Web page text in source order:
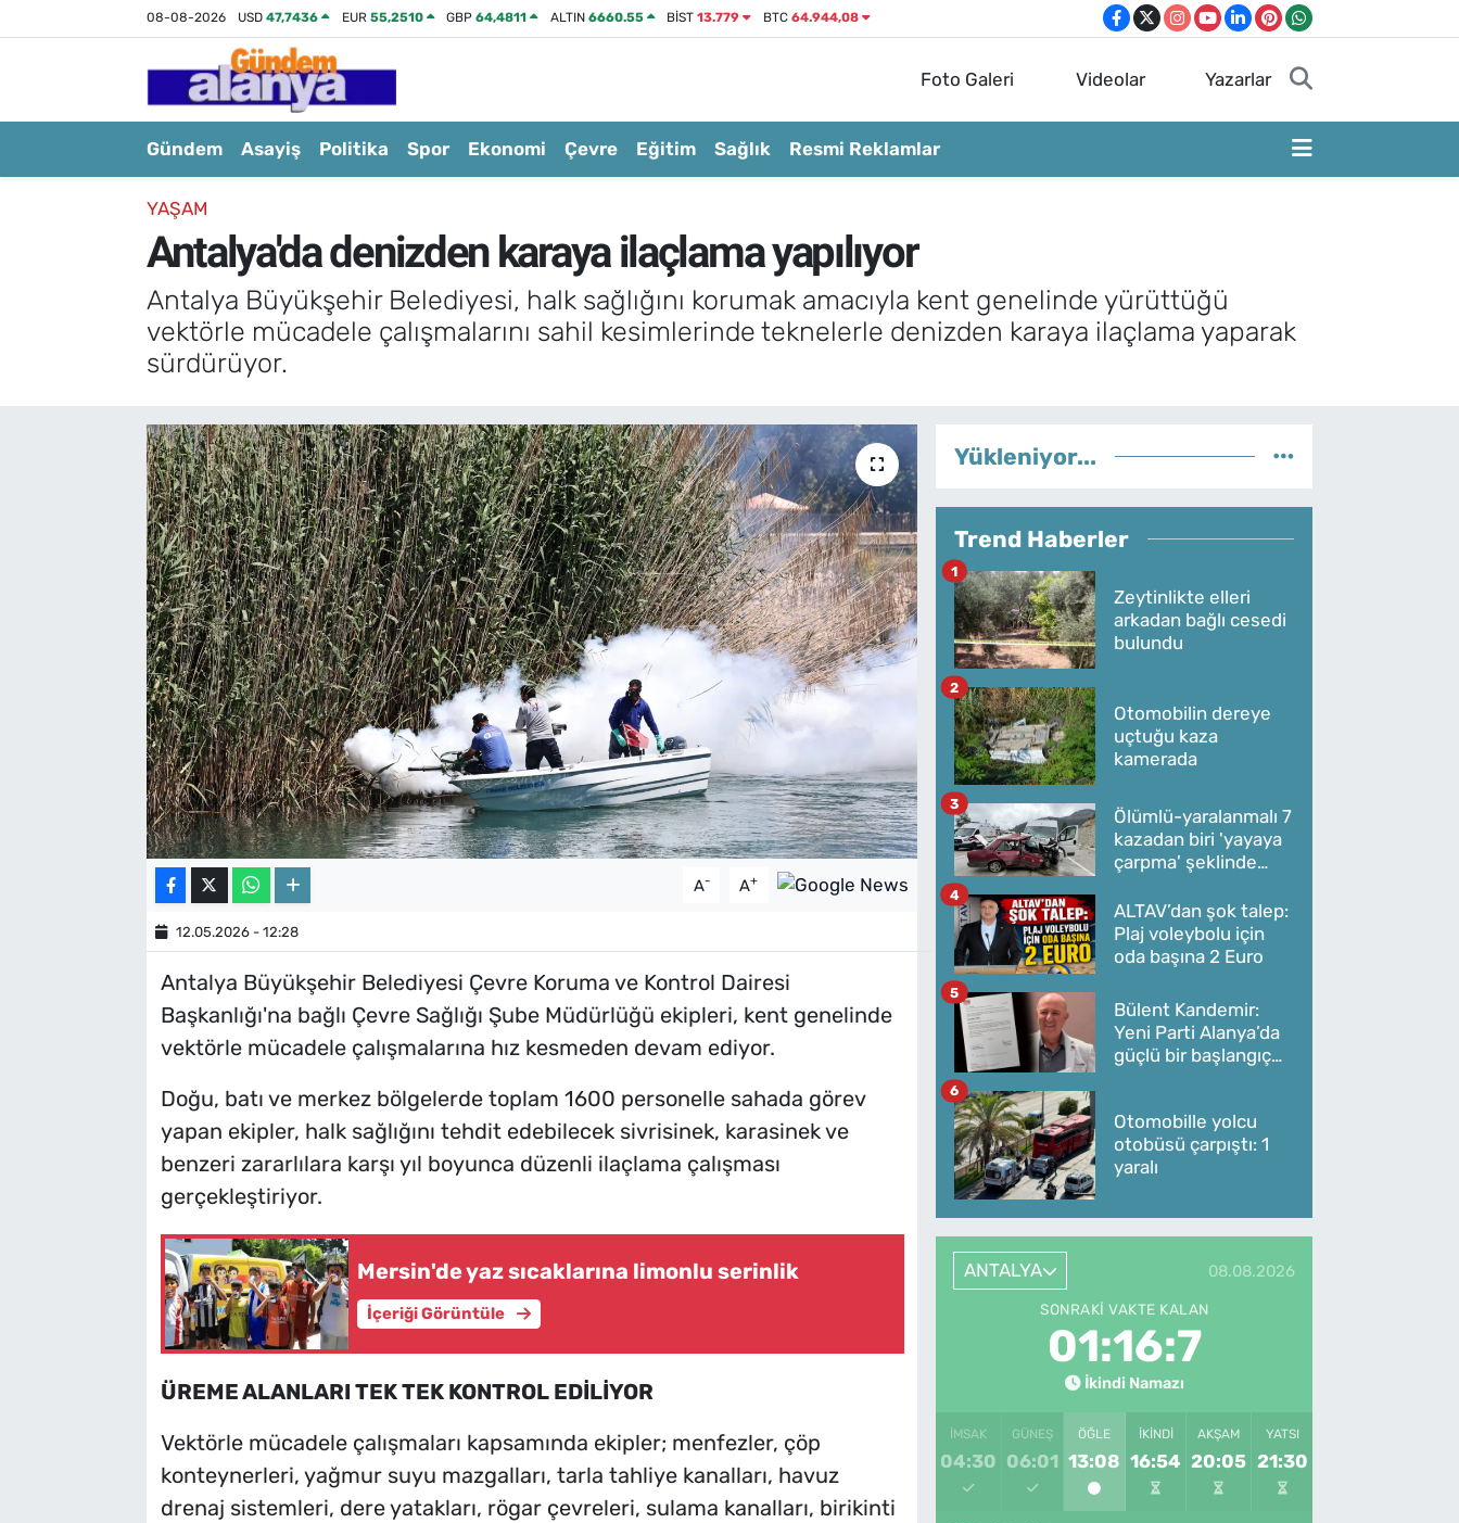
08-08-2026 USD47,7436 EUR 55,2510 GBP64,4811 ALTIN 6660.55 BİST13.779 BTC 64.944,08
Foto Galeri Videolar Yazarlar
Gündem Asayiş Politika Spor Ekonomi Çevre Eğitim Sağlık Resmi Reklamlar
YAŞAM
Antalya'da denizden karaya ilaçlama yapılıyor
Antalya Büyükşehir Belediyesi, halk sağlığını korumak amacıyla kent genelinde yürüttüğü
vektörle mücadele çalışmalarını sahil kesimlerinde teknelerle denizden karaya ilaçlama yaparak
sürdürüyor.
A- A+
12.05.2026 - 12:28
Antalya Büyükşehir Belediyesi Çevre Koruma ve Kontrol Dairesi
Başkanlığı'na bağlı Çevre Sağlığı Şube Müdürlüğü ekipleri, kent genelinde
vektörle mücadele çalışmalarına hız kesmeden devam ediyor.
Doğu, batı ve merkez bölgelerde toplam 1600 personelle sahada görev
yapan ekipler, halk sağlığını tehdit edebilecek sivrisinek, karasinek ve
benzeri zararlılara karşı yıl boyunca düzenli ilaçlama çalışması
gerçekleştiriyor.
Mersin'de yaz sıcaklarına limonlu serinlik
İçeriği Görüntüle
ÜREME ALANLARI TEK TEK KONTROL EDİLİYOR
Vektörle mücadele çalışmaları kapsamında ekipler; menfezler, çöp
konteynerleri, yağmur suyu mazgalları, tarla tahliye kanalları, havuz
drenaj sistemleri, dere yatakları, rögar çevreleri, sulama kanalları, birikinti
Yükleniyor...
Trend Haberler
Zeytinlikte elleri
arkadan bağlı cesedi
bulundu
1
Otomobilin dereye
uçtuğu kaza
kamerada
2
Ölümlü-yaralanmalı 7
kazadan biri 'yayaya
çarpma' şeklinde
3
ALTAV’dan şok talep:
Plaj voleybolu için
oda başına 2 Euro
4
Bülent Kandemir:
Yeni Parti Alanya’da
güçlü bir başlangıç
5
Otomobille yolcu
otobüsü çarpıştı: 1
yaralı
6
ANTALYA 08.08.2026
SONRAKI VAKTE KALAN
01:16:7
İkindi Namazı
İMSAK
04:30
GÜNEŞ
06:01
ÖĞLE
13:08
İKINDI
16:54
AKŞAM
20:05
YATSI
21:30